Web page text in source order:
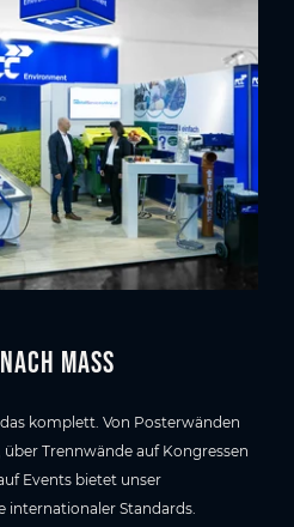
Mass
komplett. Von Posterwänden
Trennwände auf Kongressen
Events bietet unser
internationaler Standards.